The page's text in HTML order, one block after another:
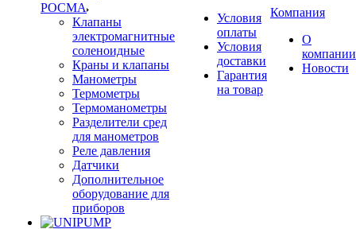
РОСМА
Клапаны
электромагнитные
соленоидные
Краны и клапаны
Манометры
Термометры
Термоманометры
Разделители сред
для манометров
Реле давления
Датчики
Дополнительное
оборудование для
приборов
Условия
оплаты
Условия
доставки
Гарантия
на товар
Компания
О
компании
Новости